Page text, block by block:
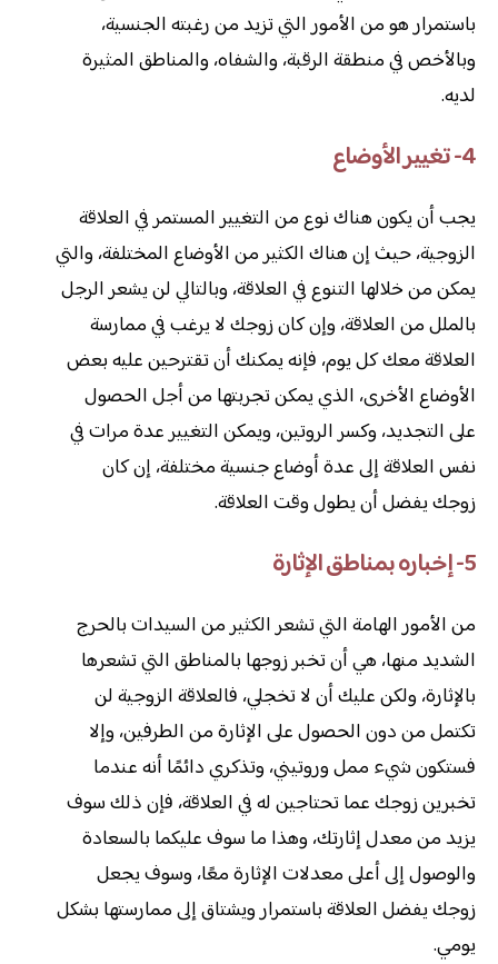
باستمرار هو من الأمور التي تزيد من رغبته الجنسية،
وبالأخص في منطقة الرقبة، والشفاه، والمناطق المثيرة
لديه.
4- تغيير الأوضاع
يجب أن يكون هناك نوع من التغيير المستمر في العلاقة
الزوجية، حيث إن هناك الكثير من الأوضاع المختلفة، والتي
يمكن من خلالها التنوع في العلاقة، وبالتالي لن يشعر الرجل
بالملل من العلاقة، وإن كان زوجك لا يرغب في ممارسة
العلاقة معك كل يوم، فإنه يمكنك أن تقترحين عليه بعض
الأوضاع الأخرى، الذي يمكن تجربتها من أجل الحصول
على التجديد، وكسر الروتين، ويمكن التغيير عدة مرات في
نفس العلاقة إلى عدة أوضاع جنسية مختلفة، إن كان
زوجك يفضل أن يطول وقت العلاقة.
5- إخباره بمناطق الإثارة
من الأمور الهامة التي تشعر الكثير من السيدات بالحرج
الشديد منها، هي أن تخبر زوجها بالمناطق التي تشعرها
بالإثارة، ولكن عليك أن لا تخجلي، فالعلاقة الزوجية لن
تكتمل من دون الحصول على الإثارة من الطرفين، وإلا
فستكون شيء ممل وروتيني، وتذكري دائمًا أنه عندما
تخبرين زوجك عما تحتاجين له في العلاقة، فإن ذلك سوف
يزيد من معدل إثارتك، وهذا ما سوف عليكما بالسعادة
والوصول إلى أعلى معدلات الإثارة معًا، وسوف يجعل
زوجك يفضل العلاقة باستمرار ويشتاق إلى ممارستها بشكل
يومي.